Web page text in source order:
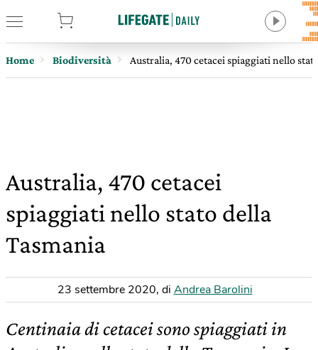
Home Biodiversità Australia, 470 cetacei spiaggiati nello
Australia, 470 cetacei
spiaggiati nello stato della
Tasmania
23 settembre 2020, di Andrea Barolini
Centinaia di cetacei sono spiaggiati in